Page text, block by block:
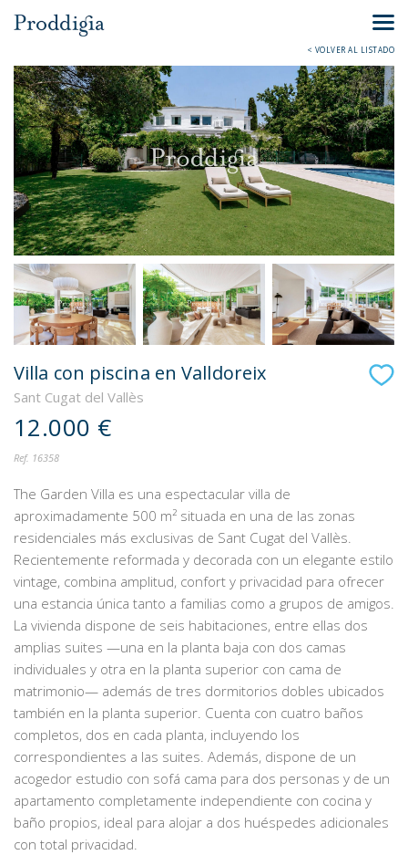
< VOLVER AL LISTADO
Villa con piscina en Valldoreix
Sant Cugat del Vallès
12.000 €
Ref. 16358
The Garden Villa es una espectacular villa de
aproximadamente 500 m² situada en una de las zonas
residenciales más exclusivas de Sant Cugat del Vallès.
Recientemente reformada y decorada con un elegante estilo
vintage, combina amplitud, confort y privacidad para ofrecer
una estancia única tanto a familias como a grupos de amigos.
La vivienda dispone de seis habitaciones, entre ellas dos
amplias suites —una en la planta baja con dos camas
individuales y otra en la planta superior con cama de
matrimonio— además de tres dormitorios dobles ubicados
también en la planta superior. Cuenta con cuatro baños
completos, dos en cada planta, incluyendo los
correspondientes a las suites. Además, dispone de un
acogedor estudio con sofá cama para dos personas y de un
apartamento completamente independiente con cocina y
baño propios, ideal para alojar a dos huéspedes adicionales
con total privacidad.